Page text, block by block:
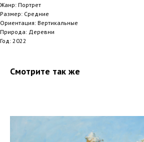
Жанр: Портрет
Размер: Средние
Ориентация: Вертикальные
Природа: Деревни
Год: 2022
Смотрите так же